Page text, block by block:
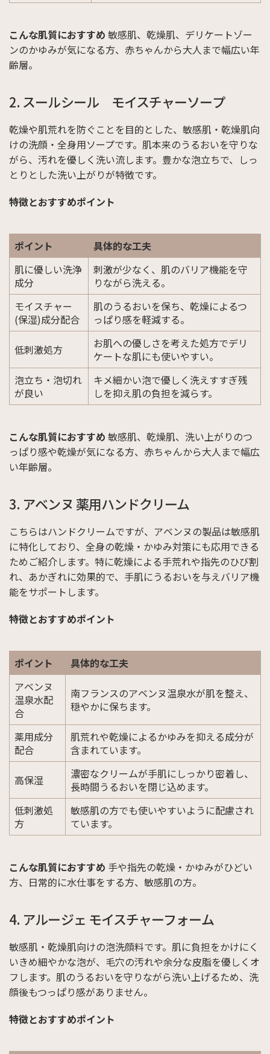
こんな肌質におすすめ 敏感肌、乾燥肌、デリケートゾー
ンのかゆみが気になる方、赤ちゃんから大人まで幅広い年
齢層。
2. スールシール モイスチャーソープ
乾燥や肌荒れを防ぐことを目的とした、敏感肌・乾燥肌向
けの洗顔・全身用ソープです。肌本来のうるおいを守りな
がら、汚れを優しく洗い流します。豊かな泡立ちで、しっ
とりとした洗い上がりが特徴です。
特徴とおすすめポイント
ポイント
具体的な工夫
肌に優しい洗浄
成分
刺激が少なく、肌のバリア機能を守
りながら洗える。
モイスチャー
(保湿)成分配合
肌のうるおいを保ち、乾燥によるつ
っぱり感を軽減する。
低刺激処方
お肌への優しさを考えた処方でデリ
ケートな肌にも使いやすい。
泡立ち・泡切れ
が良い
キメ細かい泡で優しく洗えすすぎ残
しを抑え肌の負担を減らす。
こんな肌質におすすめ 敏感肌、乾燥肌、洗い上がりのつ
っぱり感や乾燥が気になる方、赤ちゃんから大人まで幅広
い年齢層。
3. アベンヌ 薬用ハンドクリーム
こちらはハンドクリームですが、アベンヌの製品は敏感肌
に特化しており、全身の乾燥・かゆみ対策にも応用できる
ためご紹介します。特に乾燥による手荒れや指先のひび割
れ、あかぎれに効果的で、手肌にうるおいを与えバリア機
能をサポートします。
特徴とおすすめポイント
ポイント
具体的な工夫
アベンヌ
温泉水配
合
南フランスのアベンヌ温泉水が肌を整え、
穏やかに保ちます。
薬用成分
配合
肌荒れや乾燥によるかゆみを抑える成分が
含まれています。
高保湿
濃密なクリームが手肌にしっかり密着し、
長時間うるおいを閉じ込めます。
低刺激処
方
敏感肌の方でも使いやすいように配慮され
ています。
こんな肌質におすすめ 手や指先の乾燥・かゆみがひどい
方、日常的に水仕事をする方、敏感肌の方。
4. アルージェ モイスチャーフォーム
敏感肌・乾燥肌向けの泡洗顔料です。肌に負担をかけにく
いきめ細やかな泡が、毛穴の汚れや余分な皮脂を優しくオ
フします。肌のうるおいを守りながら洗い上げるため、洗
顔後もつっぱり感がありません。
特徴とおすすめポイント